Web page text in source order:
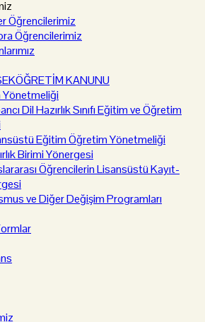
Öğrencilerimiz
Öğrencilerimiz
KANUNU
Yönetmeliği
Dil Hazırlık Sınıfı Eğitim ve Öğretim
Eğitim Öğretim Yönetmeliği
Birimi Yönergesi
Öğrencilerin Lisansüstü Kayıt-
ve Diğer Değişim Programları